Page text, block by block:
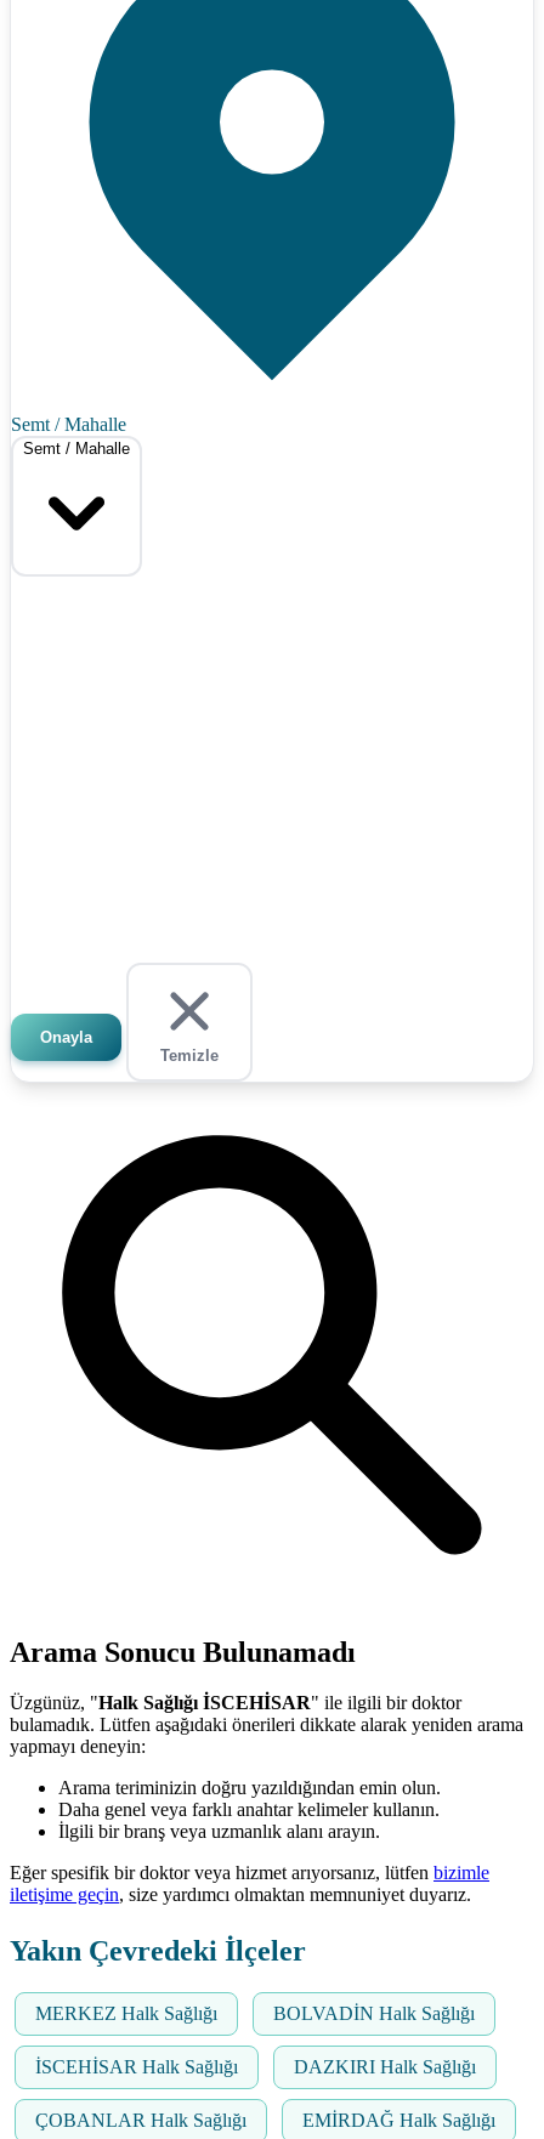
Semt / Mahalle
Semt / Mahalle
Onayla
Temizle
Arama Sonucu Bulunamadı
Üzgünüz, "Halk Sağlığı İSCEHİSAR" ile ilgili bir doktor
bulamadık. Lütfen aşağıdaki önerileri dikkate alarak yeniden arama
yapmayı deneyin:
Arama teriminizin doğru yazıldığından emin olun.
Daha genel veya farklı anahtar kelimeler kullanın.
İlgili bir branş veya uzmanlık alanı arayın.
Eğer spesifik bir doktor veya hizmet arıyorsanız, lütfen bizimle
iletişime geçin, size yardımcı olmaktan memnuniyet duyarız.
Yakın Çevredeki İlçeler
MERKEZ Halk Sağlığı BOLVADİN Halk Sağlığı
İSCEHİSAR Halk Sağlığı DAZKIRI Halk Sağlığı
ÇOBANLAR Halk Sağlığı EMİRDAĞ Halk Sağlığı